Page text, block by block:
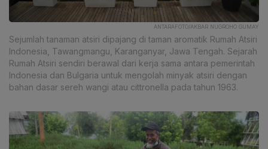
ANTARAFOTO/AKBAR NUGROHO GUMAY
Sejumlah tanaman atsiri dipajang di taman aromatik Rumah Atsiri
Indonesia, Tawangmangu, Karanganyar, Jawa Tengah. Sejarah
Rumah Atsiri sendiri berawal dari kerja sama antara pemerintah
Indonesia dan Bulgaria untuk mengolah minyak atsiri dengan
bahan dasar sereh wangi atau cittronella pada tahun 1963.